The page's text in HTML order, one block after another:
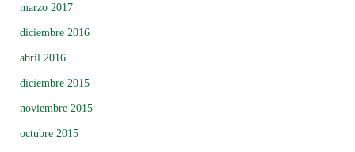
marzo 2017
diciembre 2016
abril 2016
diciembre 2015
noviembre 2015
octubre 2015